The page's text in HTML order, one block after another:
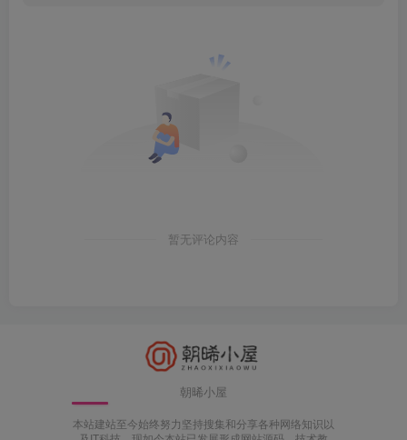
暂无评论内容
朝晞小屋
本站建站至今始终努力坚持搜集和分享各种网络知识以